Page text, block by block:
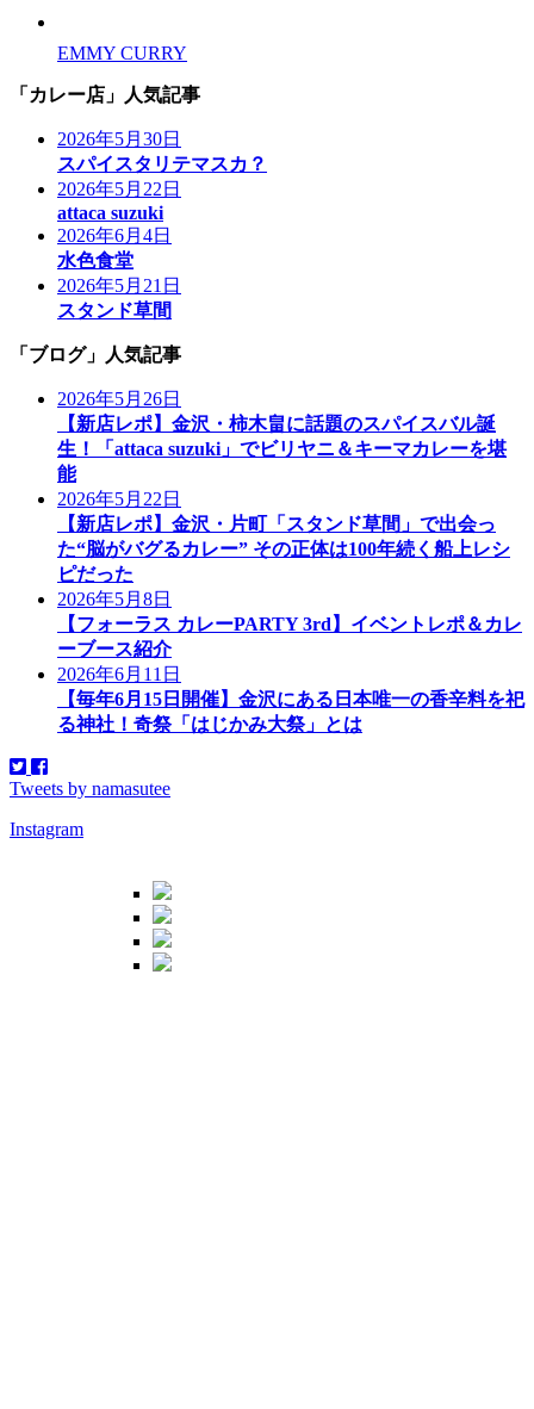
EMMY CURRY
「カレー店」人気記事
2026年5月30日
スパイスタリテマスカ？
2026年5月22日
attaca suzuki
2026年6月4日
水色食堂
2026年5月21日
スタンド草間
「ブログ」人気記事
2026年5月26日
【新店レポ】金沢・柿木畠に話題のスパイスバル誕
生！「attaca suzuki」でビリヤニ＆キーマカレーを堪
能
2026年5月22日
【新店レポ】金沢・片町「スタンド草間」で出会っ
た“脳がバグるカレー” その正体は100年続く船上レシ
ピだった
2026年5月8日
【フォーラス カレーPARTY 3rd】イベントレポ＆カレ
ーブース紹介
2026年6月11日
【毎年6月15日開催】金沢にある日本唯一の香辛料を祀
る神社！奇祭「はじかみ大祭」とは
Tweets by namasutee
Instagram